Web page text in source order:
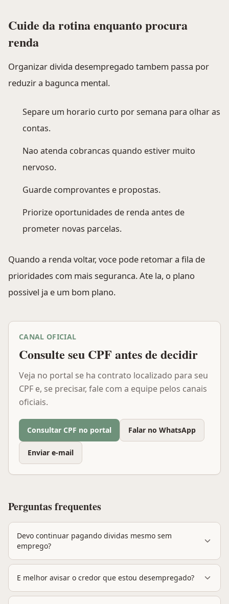
Cuide da rotina enquanto procura
renda
Organizar divida desempregado tambem passa por
reduzir a bagunca mental.
Separe um horario curto por semana para olhar as
contas.
Nao atenda cobrancas quando estiver muito
nervoso.
Guarde comprovantes e propostas.
Priorize oportunidades de renda antes de
prometer novas parcelas.
Quando a renda voltar, voce pode retomar a fila de
prioridades com mais seguranca. Ate la, o plano
possivel ja e um bom plano.
CANAL OFICIAL
Consulte seu CPF antes de decidir
Veja no portal se ha contrato localizado para seu
CPF e, se precisar, fale com a equipe pelos canais
oficiais.
Consultar CPF no portal Falar no WhatsApp
Enviar e-mail
Perguntas frequentes
Devo continuar pagando dividas mesmo sem
emprego?
E melhor avisar o credor que estou desempregado?